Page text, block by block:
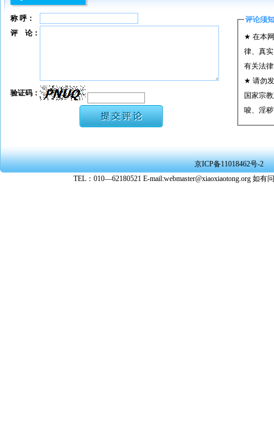
称 呼： 评论须知
★ 在本
律、真
有关法
★ 请勿
国家宗
唆、淫
★ 承担
★ 在本
转载、
★ 参与
评 论：
验证码：
京ICP备11018462号-2
TEL：010—62180521 E-mail:webmaster@xiaoxiaotong.org 如